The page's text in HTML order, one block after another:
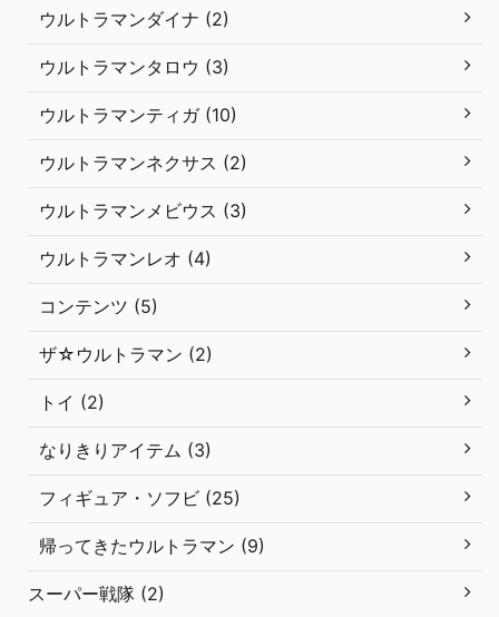
ウルトラマンダイナ (2)
ウルトラマンタロウ (3)
ウルトラマンティガ (10)
ウルトラマンネクサス (2)
ウルトラマンメビウス (3)
ウルトラマンレオ (4)
コンテンツ (5)
ザ☆ウルトラマン (2)
トイ (2)
なりきりアイテム (3)
フィギュア・ソフビ (25)
帰ってきたウルトラマン (9)
スーパー戦隊 (2)